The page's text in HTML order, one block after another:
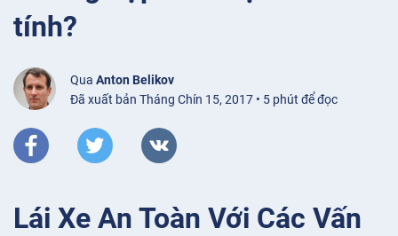
tính?
Qua Anton Belikov
Đã xuất bản Tháng Chín 15, 2017 • 5 phút để đọc
Lái Xe An Toàn Với Các Vấn